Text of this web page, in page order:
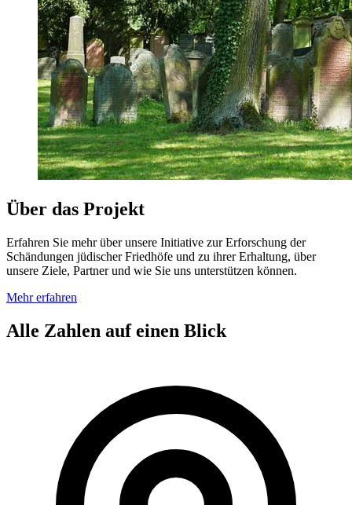
Über das Projekt
Erfahren Sie mehr über unsere Initiative zur Erforschung der
Schändungen jüdischer Friedhöfe und zu ihrer Erhaltung, über
unsere Ziele, Partner und wie Sie uns unterstützen können.
Mehr erfahren
Alle Zahlen auf einen Blick